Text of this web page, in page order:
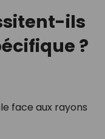
ils
?
face aux rayons